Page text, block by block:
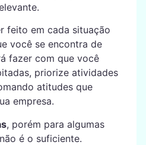
feito em cada situação
você se encontra de
fazer com que você
priorize atividades
atitudes que
empresa.
, porém para algumas
é o suficiente.